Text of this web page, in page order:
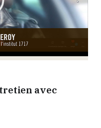
avec